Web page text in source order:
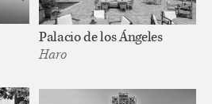
Palacio de los Ángeles
Haro